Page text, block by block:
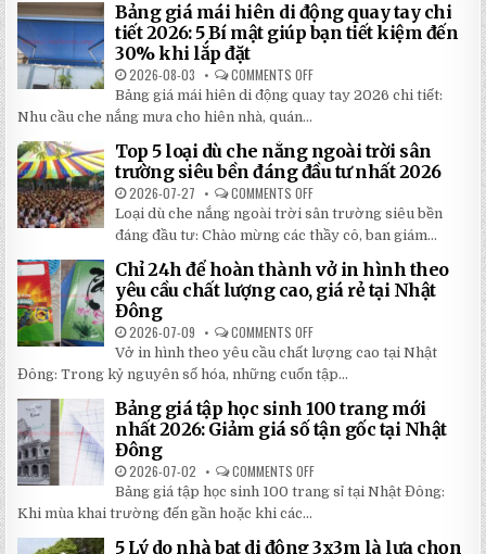
Bảng giá mái hiên di động quay tay chi
tiết 2026: 5 Bí mật giúp bạn tiết kiệm đến
30% khi lắp đặt
2026-08-03 COMMENTS OFF
BẢNG
GIÁ
ĐỘNG
QUAY
TAY
TIẾT
2026:
5
BÍ
MẬT
GIÚP
BẠN
TIẾT
KHI
LẮP
ĐẶT
Bảng giá mái hiên di động quay tay 2026 chi tiết:
Nhu cầu che nắng mưa cho hiên nhà, quán...
Top 5 loại dù che nắng ngoài trời sân
trường siêu bền đáng đầu tư nhất 2026
2026-07-27 COMMENTS OFF
TOP
5
LOẠI
DÙ
CHE
NẮNG
NGOÀI
TRỜI
BỀN
ĐÁNG
ĐẦU
NHẤT
2026
Loại dù che nắng ngoài trời sân trường siêu bền
đáng đầu tư: Chào mừng các thầy cô, ban giám...
Chỉ 24h để hoàn thành vở in hình theo
yêu cầu chất lượng cao, giá rẻ tại Nhật
Đông
2026-07-09 COMMENTS OFF
CHỈ
24H
ĐỂ
HOÀN
THÀNH
VỞ
IN
HÌNH
YÊU
CHẤT
LƯỢNG
RẺ
Vở in hình theo yêu cầu chất lượng cao tại Nhật
Đông: Trong kỷ nguyên số hóa, những cuốn tập...
Bảng giá tập học sinh 100 trang mới
nhất 2026: Giảm giá số tận gốc tại Nhật
Đông
2026-07-02 COMMENTS OFF
BẢNG
GIÁ
SINH
100
Bảng giá tập học sinh 100 trang sỉ tại Nhật Đông:
Khi mùa khai trường đến gần hoặc khi các...
5 Lý do nhà bạt di động 3x3m là lựa chọn